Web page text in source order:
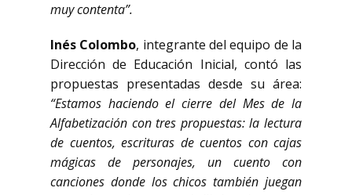
muy contenta”.
Inés Colombo, integrante del equipo de la
Dirección de Educación Inicial, contó las
propuestas presentadas desde su área:
“Estamos haciendo el cierre del Mes de la
Alfabetización con tres propuestas: la lectura
de cuentos, escrituras de cuentos con cajas
mágicas de personajes, un cuento con
canciones donde los chicos también juegan